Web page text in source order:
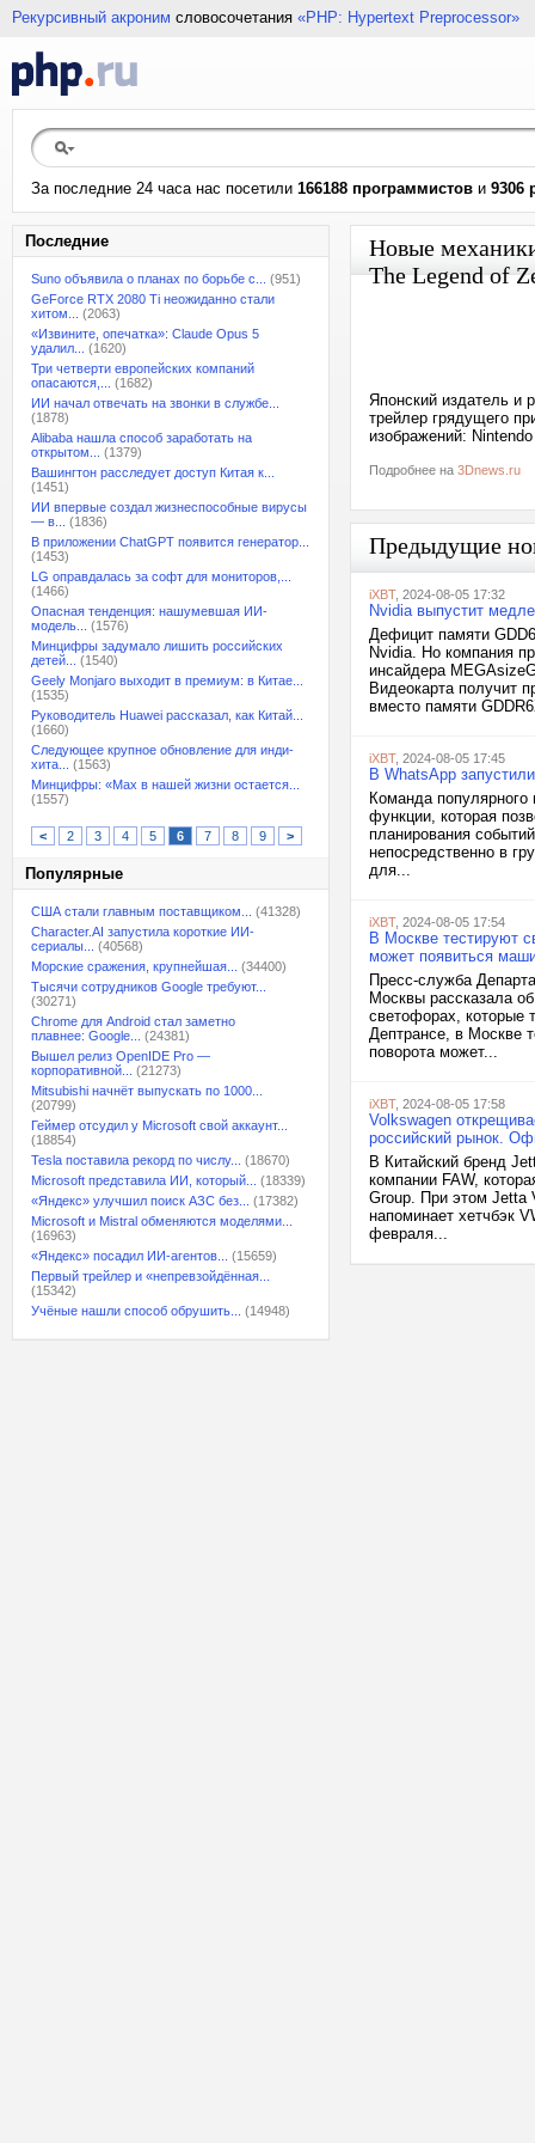
Рекурсивный акроним словосочетания «PHP: Hypertext Preprocessor»
За последние 24 часа нас посетили 166188 программистов и 9306
Последние
Suno объявила о планах по борьбе с...
(951)
GeForce RTX 2080 Ti неожиданно стали
хитом...
(2063)
«Извините, опечатка»: Claude Opus 5
удалил...
(1620)
Три четверти европейских компаний
опасаются,...
(1682)
ИИ начал отвечать на звонки в службе...
(1878)
Alibaba нашла способ заработать на
открытом...
(1379)
Вашингтон расследует доступ Китая к...
(1451)
ИИ впервые создал жизнеспособные вирусы
— в...
(1836)
В приложении ChatGPT появится генератор...
(1453)
LG оправдалась за софт для мониторов,...
(1466)
Опасная тенденция: нашумевшая ИИ-
модель...
(1576)
Минцифры задумало лишить российских
детей...
(1540)
Geely Monjaro выходит в премиум: в Китае...
(1535)
Руководитель Huawei рассказал, как Китай...
(1660)
Следующее крупное обновление для инди-
хита...
(1563)
Минцифры: «Max в нашей жизни остается...
(1557)
< 2 3 4 5 6 7 8 9 >
Популярные
США стали главным поставщиком...
(41328)
Character.AI запустила короткие ИИ-
сериалы...
(40568)
Морские сражения, крупнейшая...
(34400)
Тысячи сотрудников Google требуют...
(30271)
Chrome для Android стал заметно
плавнее: Google...
(24381)
Вышел релиз OpenIDE Pro —
корпоративной...
(21273)
Mitsubishi начнёт выпускать по 1000...
(20799)
Геймер отсудил у Microsoft свой аккаунт...
(18854)
Tesla поставила рекорд по числу...
(18670)
Microsoft представила ИИ, который...
(18339)
«Яндекс» улучшил поиск АЗС без...
(17382)
Microsoft и Mistral обменяются моделями...
(16963)
«Яндекс» посадил ИИ-агентов...
(15659)
Первый трейлер и «непревзойдённая...
(15342)
Учёные нашли способ обрушить...
(14948)
Новые
The Legend of
Японский издатель и
трейлер грядущего
изображений: Nintendo
Подробнее на 3Dnews.ru
Предыдущие
iXBT, 2024-08-05 17:32
Nvidia выпустит
Дефицит памяти
Nvidia. Но компания
инсайдера
Видеокарта получит
вместо памяти
iXBT, 2024-08-05 17:45
В WhatsApp
Команда
функции, которая
планирования
непосредственно в
для...
iXBT, 2024-08-05 17:54
В Москве тестируют
может появиться
Пресс-служба
Москвы рассказала
светофорах, которые
Дептрансе, в Москве
поворота может...
iXBT, 2024-08-05 17:58
Volkswagen
российский рынок.
В Китайский бренд
компании FAW,
Group. При этом Jetta
напоминает хетчбэк
февраля...